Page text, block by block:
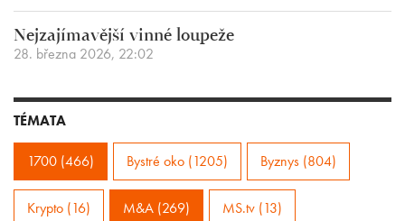
Nejzajímavější vinné loupeže
28. března 2026, 22:02
TÉMATA
1700 (466) Bystré oko (1205) Byznys (804)
Krypto (16) M&A (269) MS.tv (13)